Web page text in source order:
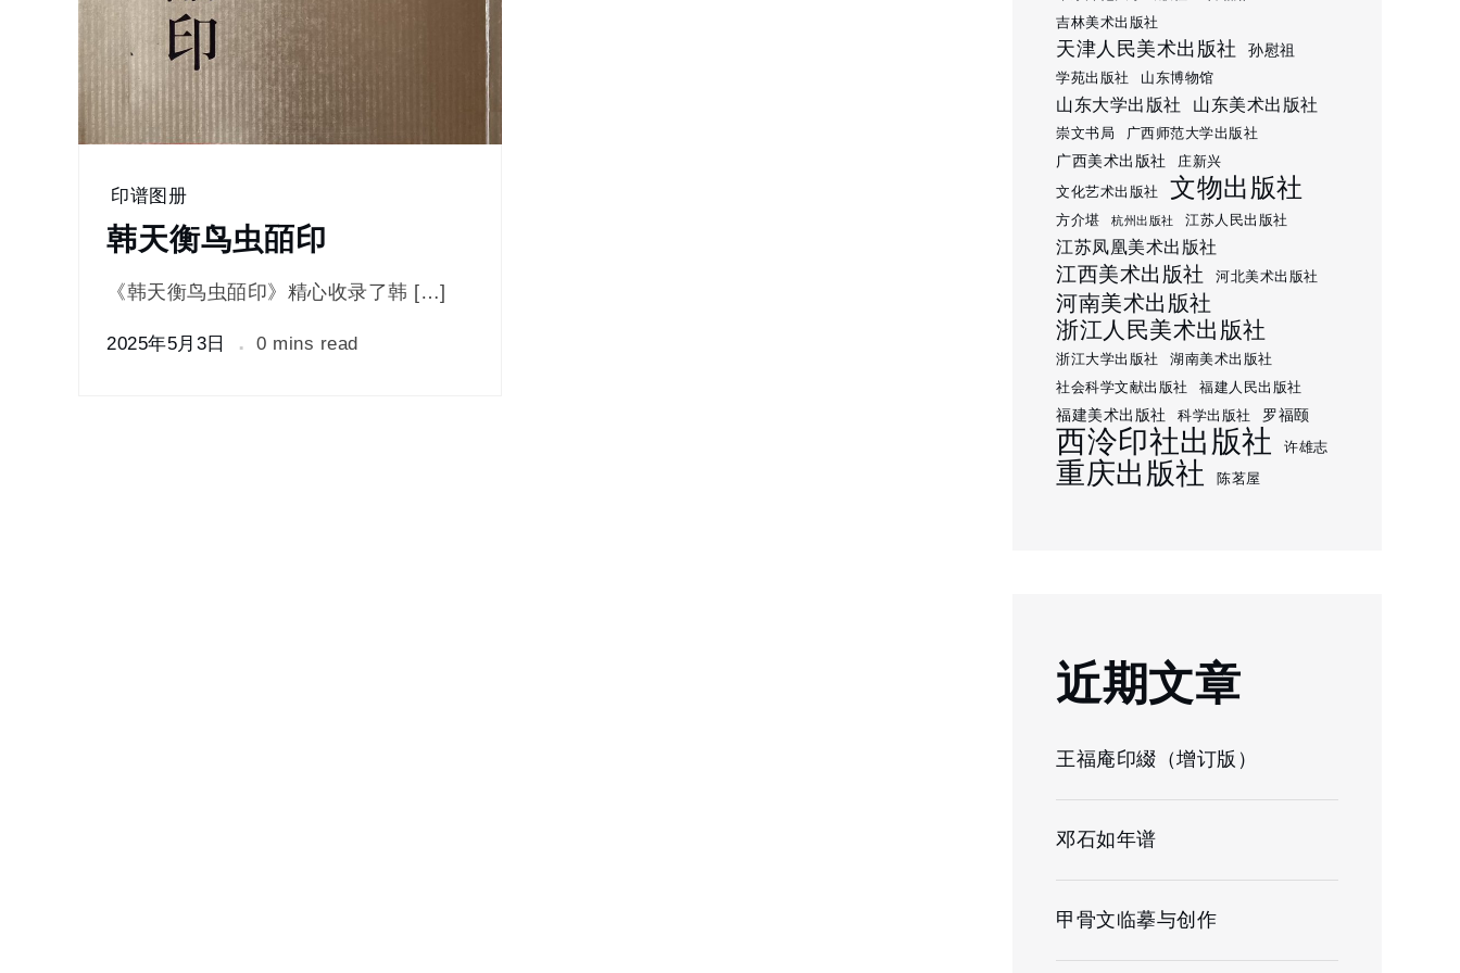
印谱图册
韩天衡鸟虫皕印
《韩天衡鸟虫皕印》精心收录了韩 […]
2025年5月3日 0 mins read
吉林美术出版社
天津人民美术出版社 孙慰祖
学苑出版社 山东博物馆
山东大学出版社 山东美术出版社
崇文书局 广西师范大学出版社
广西美术出版社
庄新兴
文化艺术出版社
文物出版社
方介堪 杭州出版社 江苏人民出版社
江苏凤凰美术出版社
江西美术出版社 河北美术出版社
河南美术出版社
浙江人民美术出版社
浙江大学出版社
湖南美术出版社
社会科学文献出版社
福建人民出版社
福建美术出版社 科学出版社 罗福颐
西泠印社出版社 许雄志
重庆出版社 陈茗屋
近期文章
王福庵印綴（增订版）
邓石如年谱
甲骨文临摹与创作